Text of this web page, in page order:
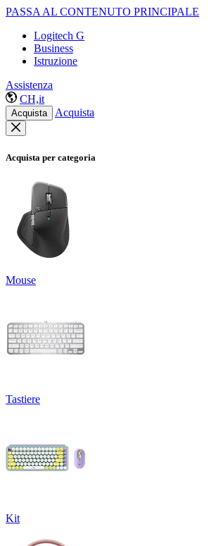
PASSA AL CONTENUTO PRINCIPALE
Logitech G
Business
Istruzione
Assistenza
CH,it
Acquista Acquista
Acquista per categoria
Mouse
Tastiere
Kit